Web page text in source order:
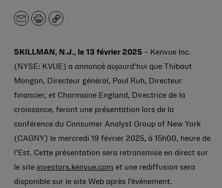
E-
Imprimer
Copier
SKILLMAN, N.J., le 13 février 2025 – Kenvue Inc.
(NYSE: KVUE) a annoncé aujourd’hui que Thibaut
Mongon, Directeur général, Paul Ruh, Directeur
financier, et Charmaine England, Directrice de la
croissance, feront une présentation lors de la
conférence du Consumer Analyst Group of New York
(CAGNY) le mercredi 19 février 2025, à 15h00, heure de
l’Est. Cette présentation sera retransmise en direct sur
le site investors.kenvue.com et une rediffusion sera
disponible sur le site Web après l’événement.